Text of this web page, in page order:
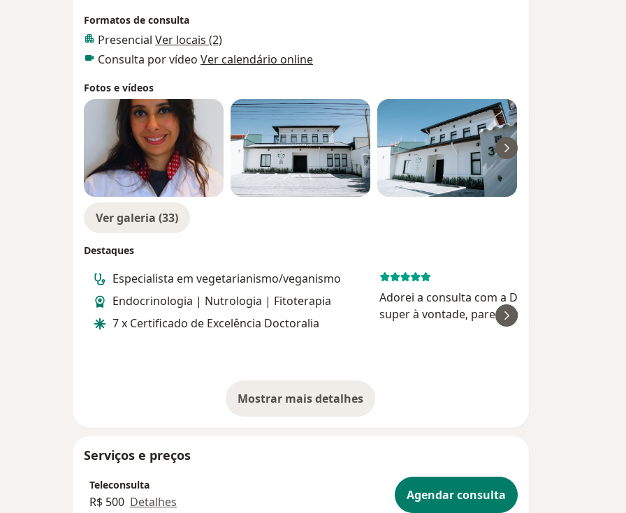
Formatos de consulta
Presencial Ver locais (2)
Consulta por vídeo Ver calendário online
Fotos e vídeos
Ver galeria (33)
Destaques
Especialista em vegetarianismo/veganismo
Endocrinologia | Nutrologia | Fitoterapia
7 x Certificado de Excelência Doctoralia
Adorei a consulta com a Dra. Juliana …me senti
super à vontade, parecia até que eu estava
conversando com uma amiga de muito tempo,
Mostrar mais detalhes
sobre a experiência
Serviços e preços
Teleconsulta
R$ 500 Detalhes Agendar consulta